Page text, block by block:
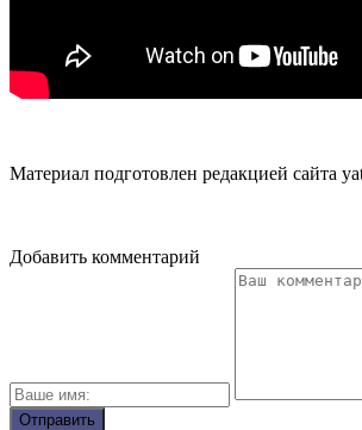
Материал подготовлен редакцией сайта
Добавить комментарий